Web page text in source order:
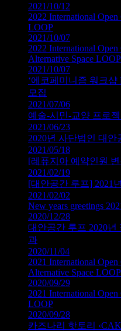
2021/10/12
2022 International
LOOP
2021/10/07
2022 International
Alternative Space LOOP
2021/10/07
‘에코페미니즘 워크샵
모집
2021/07/06
예술-시민-교양 프로
2021/06/23
2020년 사단법인 대
2021/05/18
[레퓨지아 예약인원
2021/02/19
[대안공간 루프] 2021
2021/02/02
New years greetings
2020/12/28
대안공간 루프 2020년
과
2020/11/04
2021 International
Alternative Space LOOP
2020/09/29
2021 International
LOOP
2020/09/28
카즈나리 핫토리